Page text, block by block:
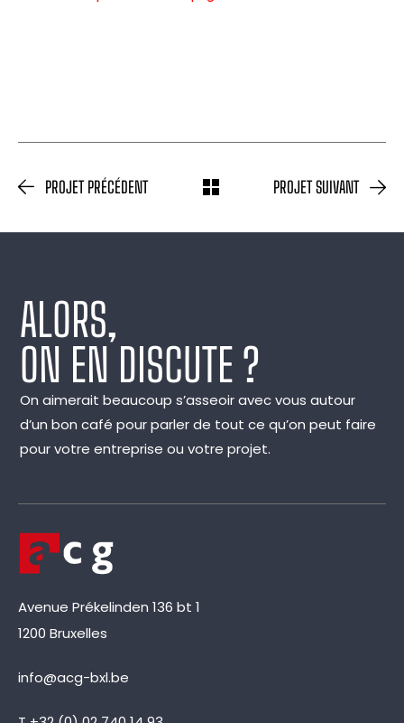
PROJET PRÉCÉDENT PROJET SUIVANT
ALORS,
ON EN DISCUTE ?
On aimerait beaucoup s’asseoir avec vous autour
d’un bon café pour parler de tout ce qu’on peut faire
pour votre entreprise ou votre projet.
Avenue Prékelinden 136 bt 1
1200 Bruxelles
info@acg-bxl.be